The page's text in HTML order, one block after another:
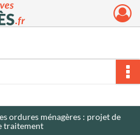
d'Alès
ordures ménagères : projet de
traitement